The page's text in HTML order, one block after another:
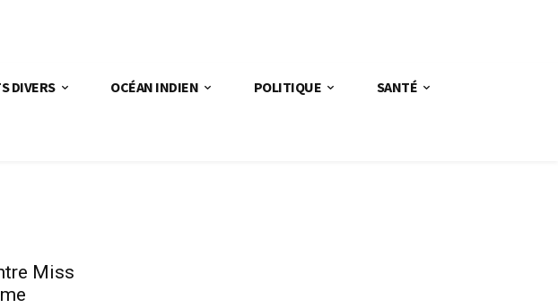
DIVERS OCÉAN INDIEN POLITIQUE SANTÉ
Miss